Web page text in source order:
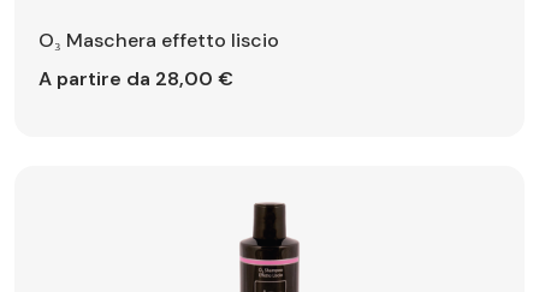
O₃ Maschera effetto liscio
A partire da 28,00 €